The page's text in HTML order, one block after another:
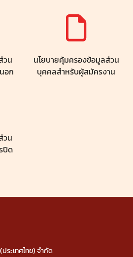
วน
อก
นโยบายคุ้มครองข้อมูลส่วน
บุคคลสำหรับผู้สมัครงาน
วน
ปิด
ระเทศไทย) จำกัด